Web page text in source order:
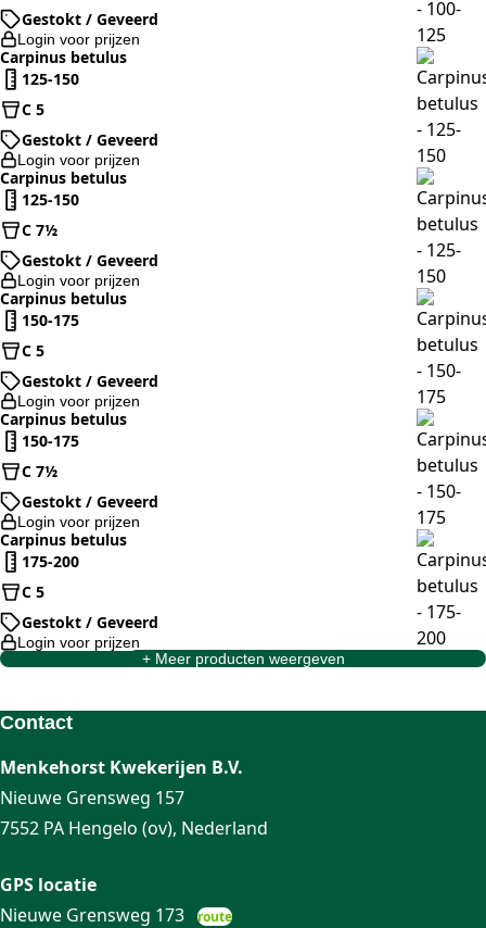
Gestokt / Geveerd
Login voor prijzen
Carpinus betulus
125-150
C 5
Gestokt / Geveerd
Login voor prijzen
Carpinus betulus
125-150
C 7½
Gestokt / Geveerd
Login voor prijzen
Carpinus betulus
150-175
C 5
Gestokt / Geveerd
Login voor prijzen
Carpinus betulus
150-175
C 7½
Gestokt / Geveerd
Login voor prijzen
Carpinus betulus
175-200
C 5
Gestokt / Geveerd
Login voor prijzen
+ Meer producten weergeven
Contact
Menkehorst Kwekerijen B.V.
Nieuwe Grensweg 157
7552 PA Hengelo (ov), Nederland
GPS locatie
Nieuwe Grensweg 173
route